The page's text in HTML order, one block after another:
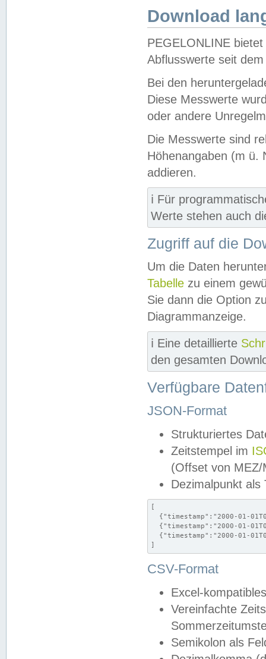
Download
PEGELONLINE
Abflusswerte seit
Bei den
Diese Messwerte
oder andere
Die Messwerte sind
Höhenangaben (m ü.
addieren.
ℹ️ Für
Werte stehen auch
Zugriff auf die
Um die Daten
Tabelle zu einem
Sie dann die Option
Diagrammanzeige.
ℹ️ Eine detaillierte
den gesamten
Verfügbare
JSON-Format
Strukturiertes
Zeitstempel im
(Offset von MEZ/
Dezimalpunkt als
[
{"timestamp":"2000-01-
{"timestamp":"2000-01-
{"timestamp":"2000-01-
]
CSV-Format
Excel-
Vereinfachte
Semikolon als